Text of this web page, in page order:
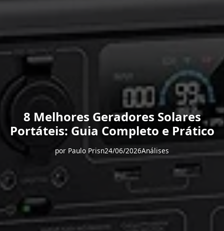
8 Melhores Geradores Solares
Portáteis: Guia Completo e Prático
por Paulo Prisn24/06/2026Análises